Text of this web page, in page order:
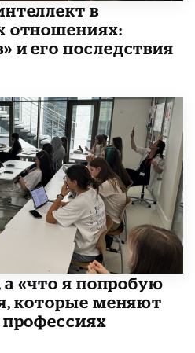
в
отношениях:
и его последствия
а «что я попробую
которые меняют
профессиях